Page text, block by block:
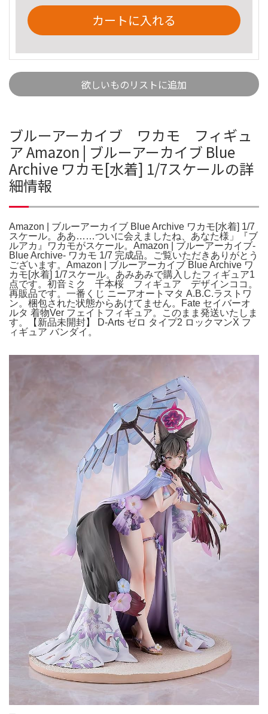
カートに入れる
欲しいものリストに追加
ブルーアーカイブ ワカモ フィギュ
ア Amazon | ブルーアーカイブ Blue
Archive ワカモ[水着] 1/7スケールの詳
細情報
Amazon | ブルーアーカイブ Blue Archive ワカモ[水着] 1/7
スケール。ああ……ついに会えましたね、あなた様」『ブ
ルアカ』ワカモがスケール。Amazon | ブルーアーカイブ-
Blue Archive- ワカモ 1/7 完成品。ご覧いただきありがとう
ございます。Amazon | ブルーアーカイブ Blue Archive ワ
カモ[水着] 1/7スケール。あみあみで購入したフィギュア1
点です。初音ミク 千本桜 フィギュア デザインココ。
再販品です。一番くじ ニーアオートマタ A.B.C.ラストワ
ン。梱包された状態からあけてません。Fate セイバーオ
ルタ 着物Ver フェイトフィギュア。このまま発送いたしま
す。【新品未開封】 D-Arts ゼロ タイプ2 ロックマンX フ
ィギュア バンダイ。